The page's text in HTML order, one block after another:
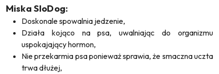
Miska SloDog:
Doskonale spowalnia jedzenie,
Działa kojąco na psa, uwalniając do organizmu
uspokajający hormon,
Nie przekarmia psa ponieważ sprawia, że smaczna uczta
trwa dłużej,